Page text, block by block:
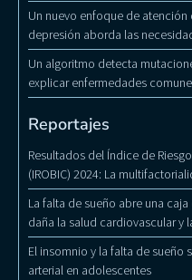
Un nuevo enfoque de
depresión aborda las
Un algoritmo detecta
explicar enfermedades
Reportajes
Resultados del Índice de
(IROBIC) 2024: La
La falta de sueño abre una
daña la salud cardiovascular y
El insomnio y la falta de sueño
arterial en adolescentes